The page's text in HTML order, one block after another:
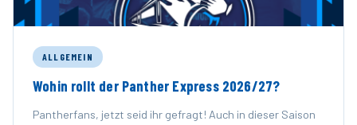
ALLGEMEIN
Wohin rollt der Panther Express 2026/27?
Pantherfans, jetzt seid ihr gefragt! Auch in dieser Saison